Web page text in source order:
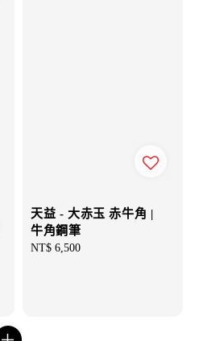
天益 - 大赤玉 赤牛角 |
牛角鋼筆
Regular
NT$ 6,500